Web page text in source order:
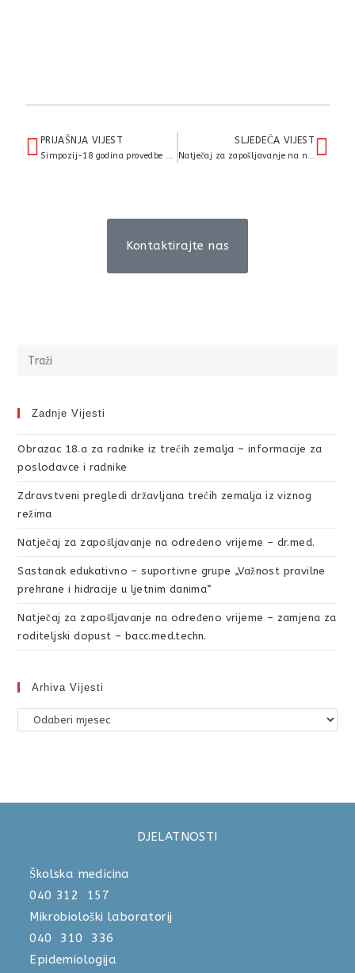
PRIJAŠNJA VIJEST
Simpozij-18 godina provedbe Nacionalnog programa ranog otkrivanja raka dojke u Međimurskoj županiji
SLJEDEĆA VIJEST
Natječaj za zapošljavanje na neodređeno vrijeme – bacc.med.techn. i bacc.sanit.ing.
Kontaktirajte nas
Zadnje Vijesti
Obrazac 18.a za radnike iz trećih zemalja – informacije za
poslodavce i radnike
Zdravstveni pregledi državljana trećih zemalja iz viznog
režima
Natječaj za zapošljavanje na određeno vrijeme – dr.med.
Sastanak edukativno – suportivne grupe „Važnost pravilne
prehrane i hidracije u ljetnim danima“
Natječaj za zapošljavanje na određeno vrijeme – zamjena za
roditeljski dopust – bacc.med.techn.
Arhiva Vijesti
DJELATNOSTI
Školska medicina
040 312 157
Mikrobiološki laboratorij
040 310 336
Epidemiologija